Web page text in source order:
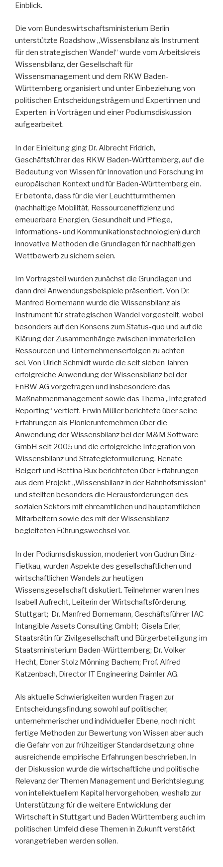
Einblick.
Die vom Bundeswirtschaftsministerium Berlin
unterstützte Roadshow „Wissensbilanz als Instrument
für den strategischen Wandel“ wurde vom Arbeitskreis
Wissensbilanz, der Gesellschaft für
Wissensmanagement und dem RKW Baden-
Württemberg organisiert und unter Einbeziehung von
politischen Entscheidungsträgern und Expertinnen und
Experten in Vorträgen und einer Podiumsdiskussion
aufgearbeitet.
In der Einleitung ging Dr. Albrecht Fridrich,
Geschäftsführer des RKW Baden-Württemberg, auf die
Bedeutung von Wissen für Innovation und Forschung im
europäischen Kontext und für Baden-Württemberg ein.
Er betonte, dass für die vier Leuchtturmthemen
(nachhaltige Mobilität, Ressourceneffizienz und
erneuerbare Energien, Gesundheit und Pflege,
Informations- und Kommunikationstechnologien) durch
innovative Methoden die Grundlagen für nachhaltigen
Wettbewerb zu sichern seien.
Im Vortragsteil wurden zunächst die Grundlagen und
dann drei Anwendungsbeispiele präsentiert. Von Dr.
Manfred Bornemann wurde die Wissensbilanz als
Instrument für strategischen Wandel vorgestellt, wobei
besonders auf den Konsens zum Status-quo und auf die
Klärung der Zusammenhänge zwischen immateriellen
Ressourcen und Unternehmenserfolgen zu achten
sei. Von Ulrich Schmidt wurde die seit sieben Jahren
erfolgreiche Anwendung der Wissensbilanz bei der
EnBW AG vorgetragen und insbesondere das
Maßnahmenmanagement sowie das Thema „Integrated
Reporting“ vertieft. Erwin Müller berichtete über seine
Erfahrungen als Pionierunternehmen über die
Anwendung der Wissensbilanz bei der M&M Software
GmbH seit 2005 und die erfolgreiche Integration von
Wissensbilanz und Strategieformulierung. Renate
Beigert und Bettina Bux berichteten über Erfahrungen
aus dem Projekt „Wissensbilanz in der Bahnhofsmission“
und stellten besonders die Herausforderungen des
sozialen Sektors mit ehreamtlichen und hauptamtlichen
Mitarbeitern sowie des mit der Wissensbilanz
begleiteten Führungswechsel vor.
In der Podiumsdiskussion, moderiert von Gudrun Binz-
Fietkau, wurden Aspekte des gesellschaftlichen und
wirtschaftlichen Wandels zur heutigen
Wissensgesellschaft diskutiert. Teilnehmer waren Ines
Isabell Aufrecht, Leiterin der Wirtschaftsförderung
Stuttgart; Dr. Manfred Bornemann, Geschäftsführer IAC
Intangible Assets Consulting GmbH; Gisela Erler,
Staatsrätin für Zivilgesellschaft und Bürgerbeteiligung im
Staatsministerium Baden-Württemberg; Dr. Volker
Hecht, Ebner Stolz Mönning Bachem; Prof. Alfred
Katzenbach, Director IT Engineering Daimler AG.
Als aktuelle Schwierigkeiten wurden Fragen zur
Entscheidungsfindung sowohl auf politischer,
unternehmerischer und individueller Ebene, noch nicht
fertige Methoden zur Bewertung von Wissen aber auch
die Gefahr von zur frühzeitiger Standardsetzung ohne
ausreichende empirische Erfahrungen beschrieben. In
der Diskussion wurde die wirtschaftliche und politische
Relevanz der Themen Management und Berichtslegung
von intellektuellem Kapital hervorgehoben, weshalb zur
Unterstützung für die weitere Entwicklung der
Wirtschaft in Stuttgart und Baden Württemberg auch im
politischen Umfeld diese Themen in Zukunft verstärkt
vorangetrieben werden sollen.